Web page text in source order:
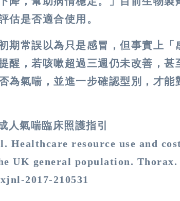
估是否適合使用。
期常誤以為只是感冒，但事實上「
醒，若咳嗽超過三週仍未改善，甚
為氣喘，並進一步確認型別，才能
人氣喘臨床照護指引
resource use and
UK general population. Thorax.
2017-210531